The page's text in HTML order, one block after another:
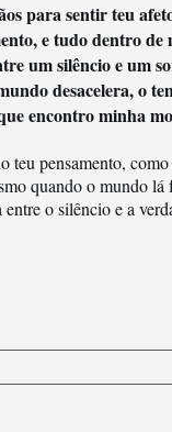
para sentir teu
e tudo dentro de
um silêncio e um
desacelera, o
encontro minha
teu pensamento,
quando o mundo
o silêncio e a